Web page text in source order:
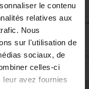
le contenu
relatives aux
Nous
sur l'utilisation de
sociaux, de
celles-ci
avez fournies
2
2
3
6
2